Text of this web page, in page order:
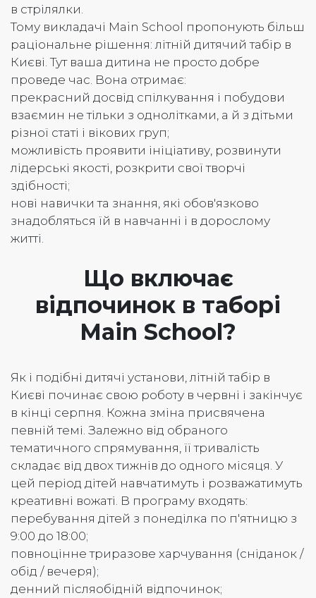
в стрілялки.
Тому викладачі Main School пропонують більш
раціональне рішення: літній дитячий табір в
Києві. Тут ваша дитина не просто добре
проведе час. Вона отримає:
прекрасний досвід спілкування і побудови
взаємин не тільки з однолітками, а й з дітьми
різної статі і вікових груп;
можливість проявити ініціативу, розвинути
лідерські якості, розкрити свої творчі
здібності;
нові навички та знання, які обов'язково
знадобляться їй в навчанні і в дорослому
житті.
Що включає
відпочинок в таборі
Main School?
Як і подібні дитячі установи, літній табір в
Києві починає свою роботу в червні і закінчує
в кінці серпня. Кожна зміна присвячена
певній темі. Залежно від обраного
тематичного спрямування, її тривалість
складає від двох тижнів до одного місяця. У
цей період дітей навчатимуть і розважатимуть
креативні вожаті. В програму входять:
перебування дітей з понеділка по п'ятницю з
9:00 до 18:00;
повноцінне триразове харчування (сніданок /
обід / вечеря);
денний післяобідній відпочинок;